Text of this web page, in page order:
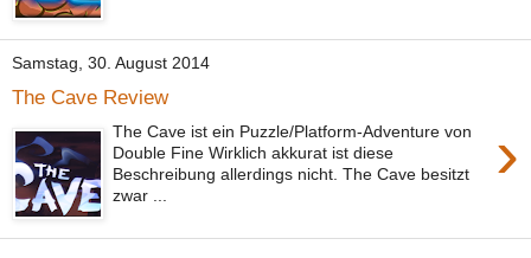
Samstag, 30. August 2014
The Cave Review
›
The Cave ist ein Puzzle/Platform-Adventure von
Double Fine Wirklich akkurat ist diese
Beschreibung allerdings nicht. The Cave besitzt
zwar ...